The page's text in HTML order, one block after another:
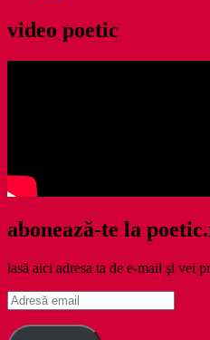
video poetic
abonează-te la
lasă aici adresa ta de e-mail şi vei
Adresă
email